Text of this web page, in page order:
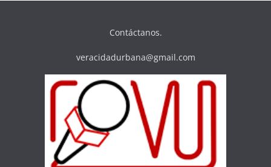
Contáctanos.
veracidadurbana@gmail.com